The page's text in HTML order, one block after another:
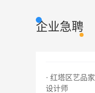
企业急聘
· 红塔区艺品
设计师